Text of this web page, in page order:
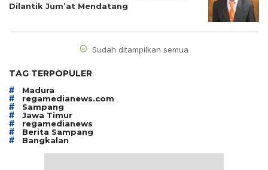
Dilantik Jum’at Mendatang
Sudah ditampilkan semua
TAG TERPOPULER
# Madura
# regamedianews.com
# Sampang
# Jawa Timur
# regamedianews
# Berita Sampang
# Bangkalan